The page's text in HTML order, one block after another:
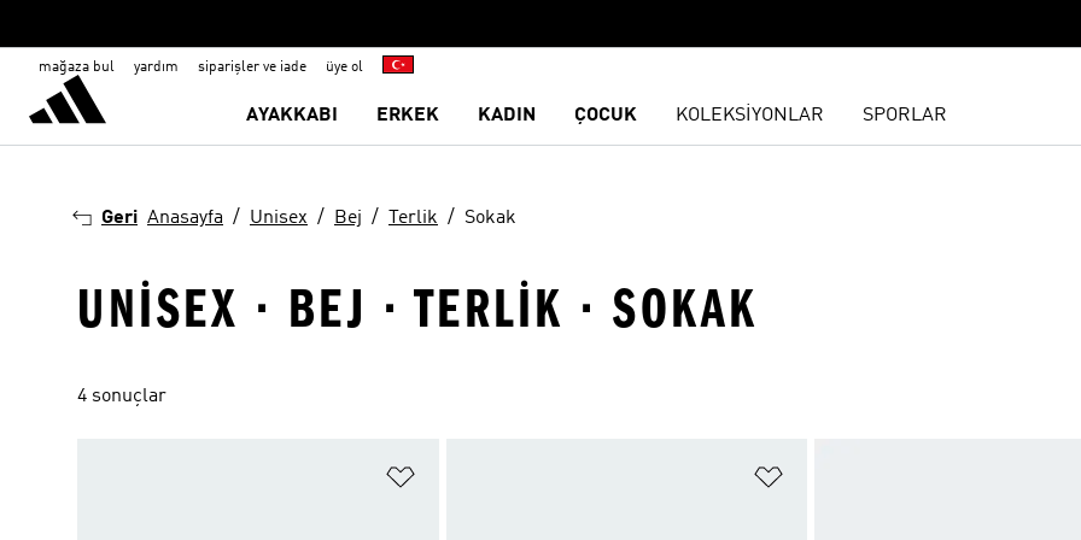
mağaza bul yardım siparişler ve iade üye ol
AYAKKABI ERKEK KADIN ÇOCUK KOLEKSİYONLAR SPORLAR
Geri Anasayfa Unisex Bej Terlik Sokak
UNISEX · BEJ · TERLIK · SOKAK
4 sonuçlar